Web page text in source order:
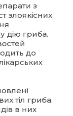
з
злоякісних
дію гриба.
до
тіл гриба.
в них